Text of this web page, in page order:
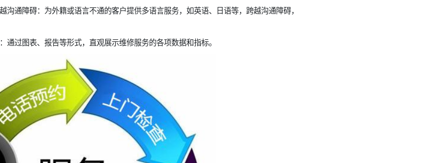
沟通障碍：为外籍或语言不通的客户提供多语言服务，如英语、日语等，跨越沟通障碍，
通过图表、报告等形式，直观展示维修服务的各项数据和指标。